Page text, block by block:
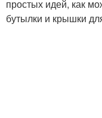
простых идей, как
бутылки и крышки